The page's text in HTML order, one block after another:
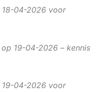
04-2026 voor
19-04-2026 – kennis
04-2026 voor